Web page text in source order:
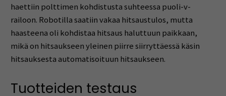
haettiin polttimen kohdistusta suhteessa puoli-v-
railoon. Robotilla saatiin vakaa hitsaustulos, mutta
haasteena oli kohdistaa hitsaus haluttuun paikkaan,
mikä on hitsaukseen yleinen piirre siirryttäessä käsin
hitsauksesta automatisoituun hitsaukseen.
Tuotteiden testaus